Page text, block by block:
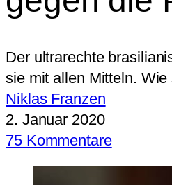
Der ultrarechte
sie mit allen Mitteln.
Niklas Franzen
2. Januar 2020
75 Kommentare